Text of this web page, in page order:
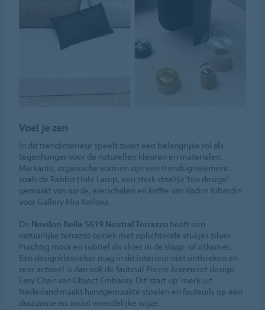
Voel je zen
In dit trendinterieur speelt zwart een belangrijke rol als
tegenhanger voor de naturellen kleuren en materialen.
Markante, organische vormen zijn een trendsignalement
zoals de Rabbit Hole Lamp, een sterk staaltje ‘bio design’
gemaakt van aarde, eierschalen en koffie van Vadim Kibardin
voor Gallery Mia Karlova.
De Novilon Bella 5619 Neutral Terrazzo heeft een
natuurlijke terrazzo optiek met oplichtende stukjes zilver.
Prachtig mooi en subtiel als vloer in de slaap- of zitkamer.
Een designklassieker mag in dit interieur niet ontbreken en
zeer actueel is dan ook de fauteuil Pierre Jeanneret design
Easy Chair van Object Embassy. Dit ‘start up’ merk uit
Nederland maakt handgemaakte stoelen en fauteuils op een
duurzame en social vriendelijke wijze.